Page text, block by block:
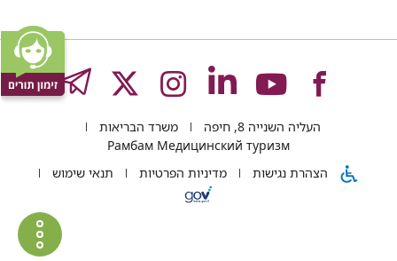
לעמוד
של
לעמוד
של
לעמוד
של
לעמוד
של
רמב"ם
לעמוד
של
רמב"ם
העליה השנייה 8, חיפה
משרד הבריאות
Рамбам Медицинский туризм
הצהרת נגישות
מדיניות הפרטיות תנאי שימוש